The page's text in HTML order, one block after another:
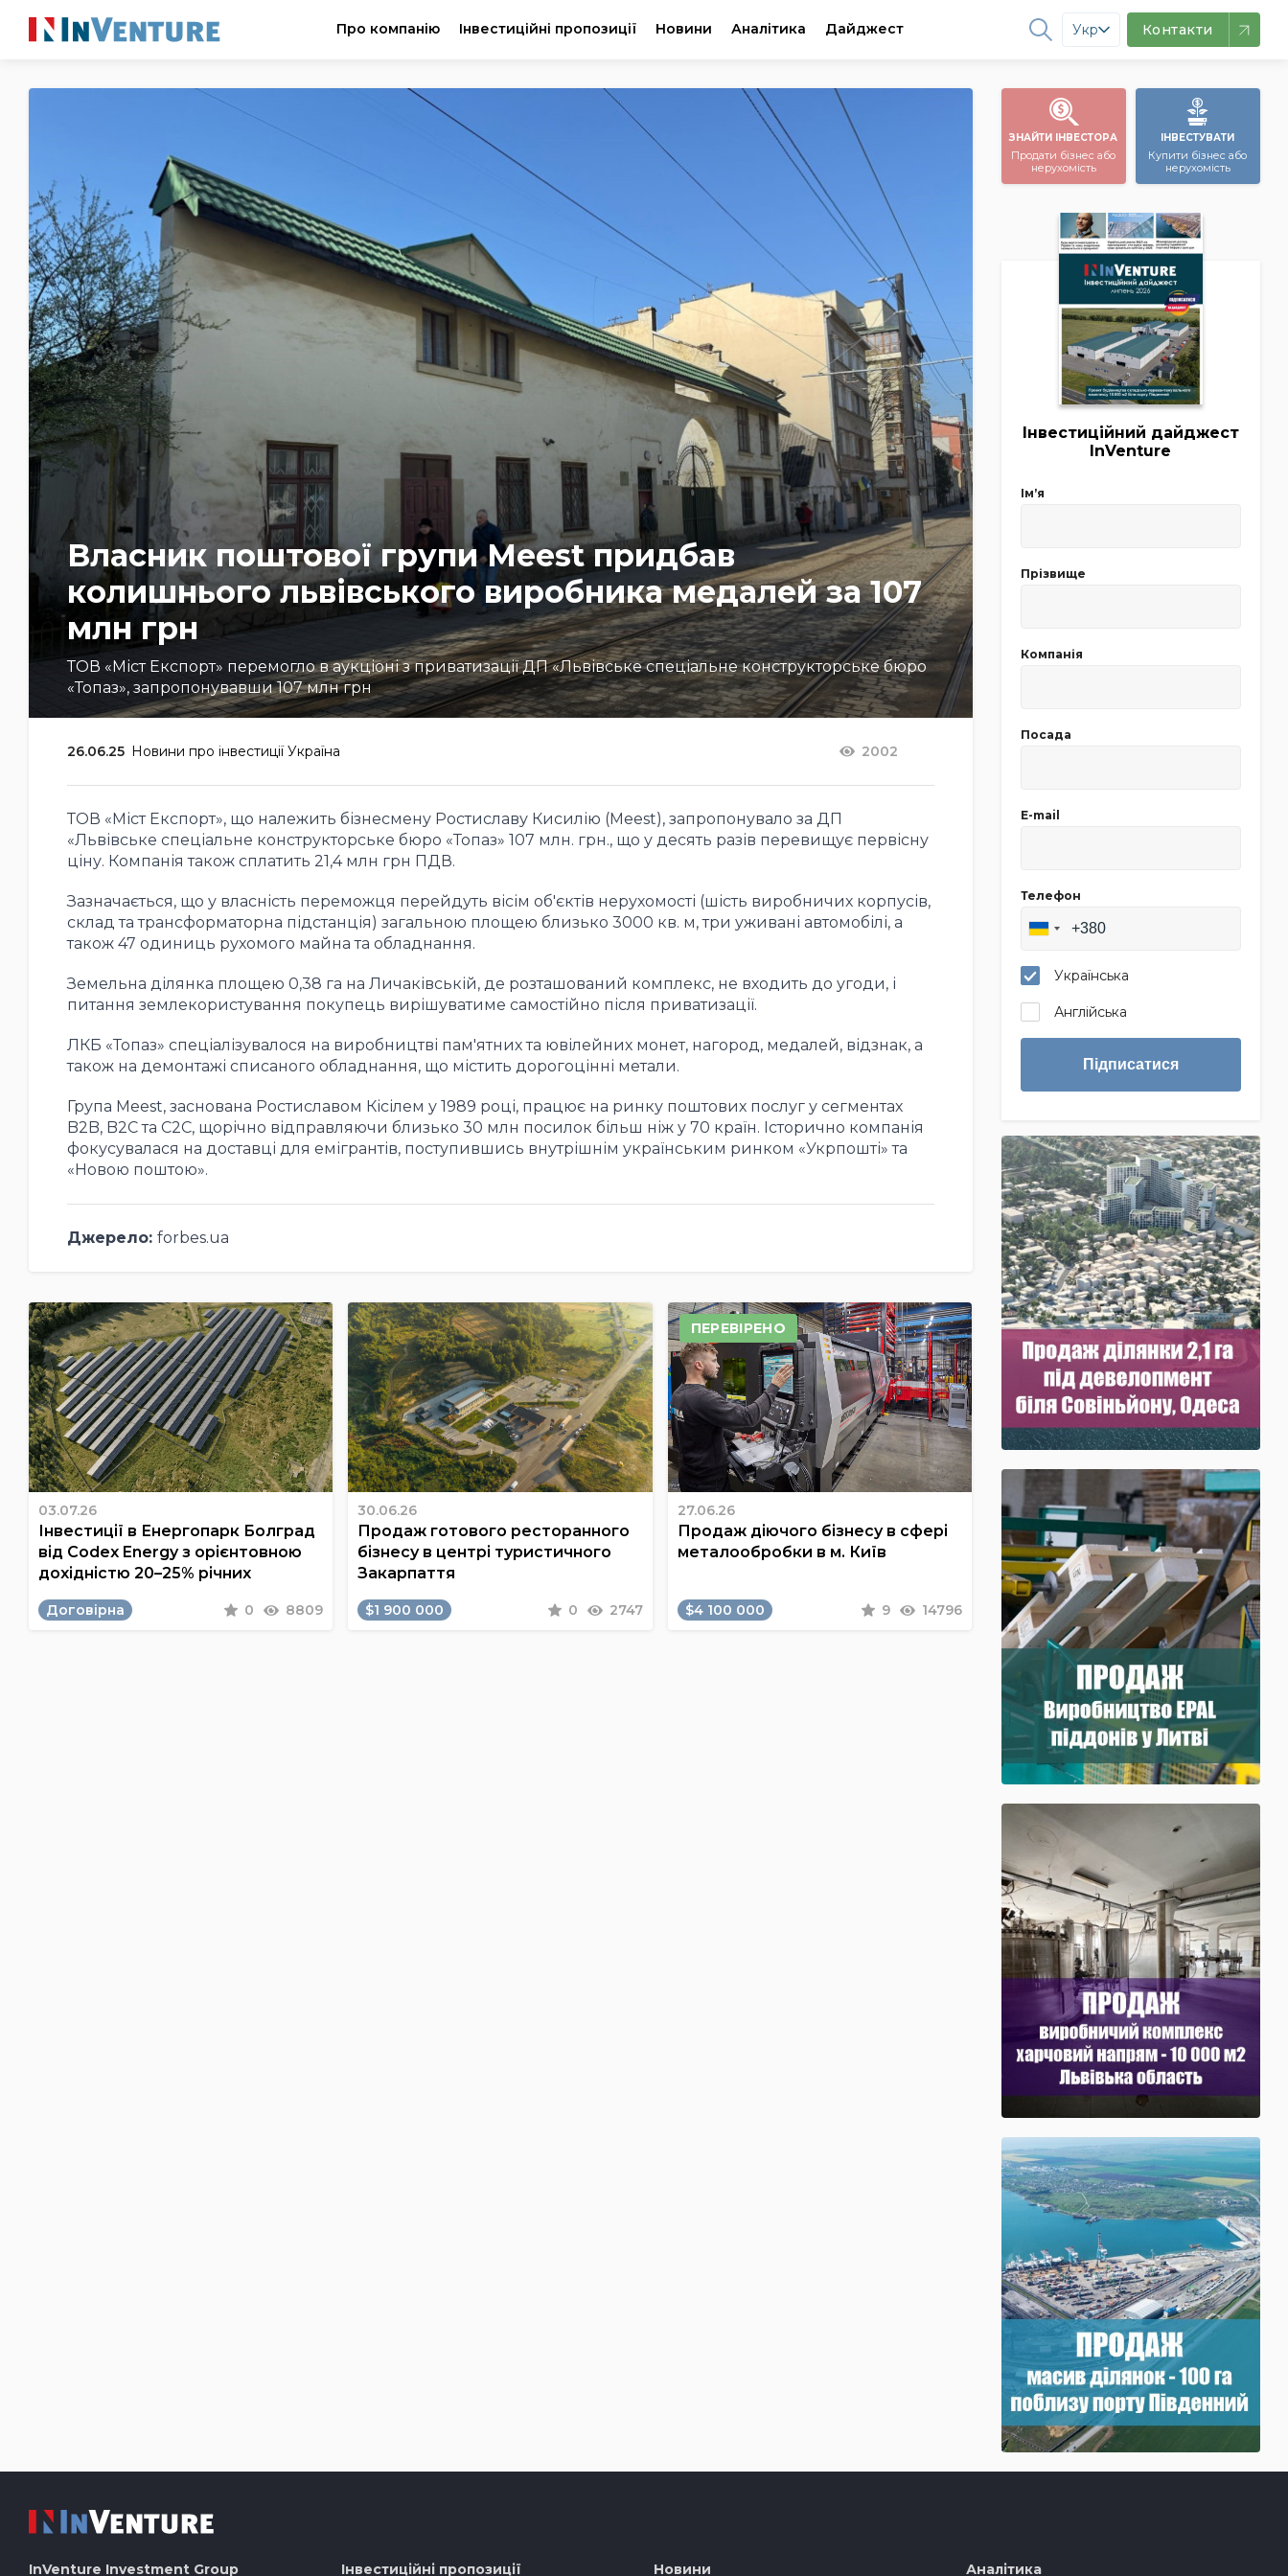
Про компанію Інвестиційні пропозиції Новини Аналітика Дайджест Укр Контакти
Власник поштової групи Meest придбав
колишнього львівського виробника медалей за 107
млн грн
ТОВ «Міст Експорт» перемогло в аукціоні з приватизації ДП «Львівське спеціальне конструкторське бюро
«Топаз», запропонувавши 107 млн грн
26.06.25 Новини про інвестиції Україна 2002
ТОВ «Міст Експорт», що належить бізнесмену Ростиславу Кисилію (Meest), запропонувало за ДП
«Львівське спеціальне конструкторське бюро «Топаз» 107 млн. грн., що у десять разів перевищує первісну
ціну. Компанія також сплатить 21,4 млн грн ПДВ.
Зазначається, що у власність переможця перейдуть вісім об'єктів нерухомості (шість виробничих корпусів,
склад та трансформаторна підстанція) загальною площею близько 3000 кв. м, три уживані автомобілі, а
також 47 одиниць рухомого майна та обладнання.
Земельна ділянка площею 0,38 га на Личаківській, де розташований комплекс, не входить до угоди, і
питання землекористування покупець вирішуватиме самостійно після приватизації.
ЛКБ «Топаз» спеціалізувалося на виробництві пам'ятних та ювілейних монет, нагород, медалей, відзнак, а
також на демонтажі списаного обладнання, що містить дорогоцінні метали.
Група Meest, заснована Ростиславом Кісілем у 1989 році, працює на ринку поштових послуг у сегментах
B2B, B2C та C2C, щорічно відправляючи близько 30 млн посилок більш ніж у 70 країн. Історично компанія
фокусувалася на доставці для емігрантів, поступившись внутрішнім українським ринком «Укрпошті» та
«Новою поштою».
Джерело: forbes.ua
03.07.26
Інвестиції в Енергопарк Болград
від Codex Energy з орієнтовною
дохідністю 20–25% річних
Договірна 0 8809
30.06.26
Продаж готового ресторанного
бізнесу в центрі туристичного
Закарпаття
$1 900 000 0 2747
ПЕРЕВІРЕНО
27.06.26
Продаж діючого бізнесу в сфері
металообробки в м. Київ
$4 100 000 9 14796
ЗНАЙТИ ІНВЕСТОРА
Продати бізнес або
нерухомість
ІНВЕСТУВАТИ
Купити бізнес або
нерухомість
Інвестиційний дайджест
InVenture
Імʼя
Прізвище
Компанія
Посада
E-mail
Телефон
Українська
Англійська
Підписатися
InVenture Investment Group Інвестиційні пропозиції Новини Аналітика